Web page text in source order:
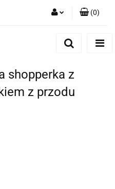
Dodaj zgłoszenie
(0)
shopperka z
z przodu